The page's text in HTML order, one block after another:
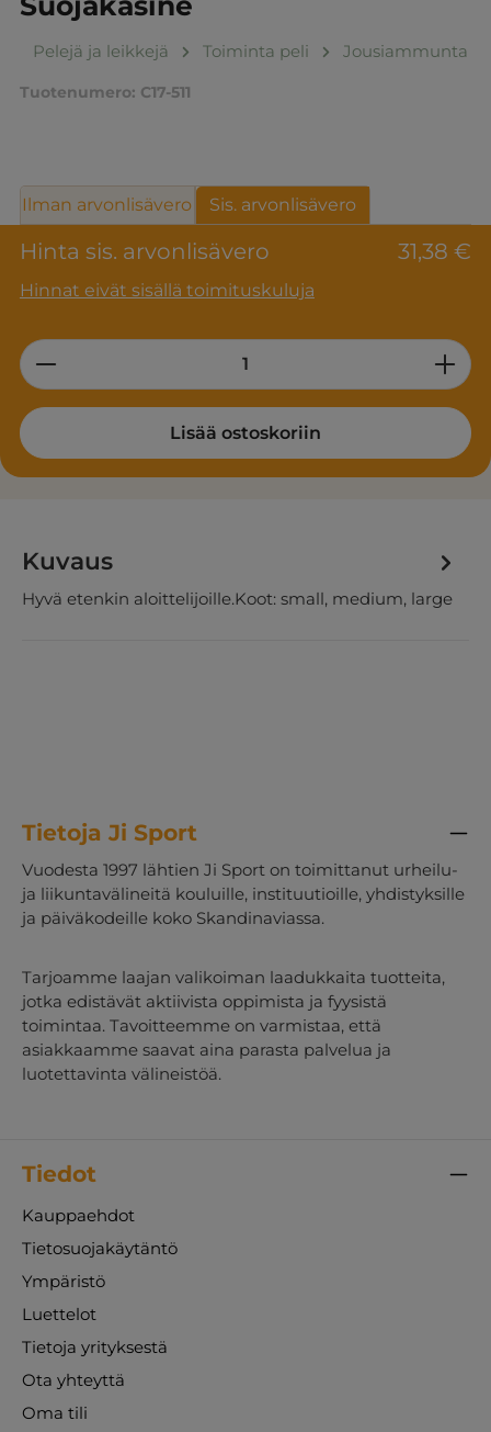
Pelejä ja leikkejä Toiminta peli Jousiammunta
Tuotenumero: C17-511
Hinta sis. arvonlisävero 31,38 €
Hinnat eivät sisällä toimituskuluja
Ilman arvonlisävero Sis. arvonlisävero
Product Quantity: Enter the desired
Lisää ostoskoriin
Kuvaus
Hyvä etenkin aloittelijoille.Koot: small, medium, large
Tietoja Ji Sport
Vuodesta 1997 lähtien Ji Sport on toimittanut urheilu-
ja liikuntavälineitä kouluille, instituutioille, yhdistyksille
ja päiväkodeille koko Skandinaviassa.
Tarjoamme laajan valikoiman laadukkaita tuotteita,
jotka edistävät aktiivista oppimista ja fyysistä
toimintaa. Tavoitteemme on varmistaa, että
asiakkaamme saavat aina parasta palvelua ja
luotettavinta välineistöä.
Tiedot
Kauppaehdot
Tietosuojakäytäntö
Ympäristö
Luettelot
Tietoja yrityksestä
Ota yhteyttä
Oma tili